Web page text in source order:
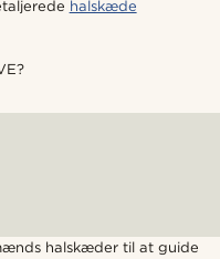
halskæde
halskæder til at guide